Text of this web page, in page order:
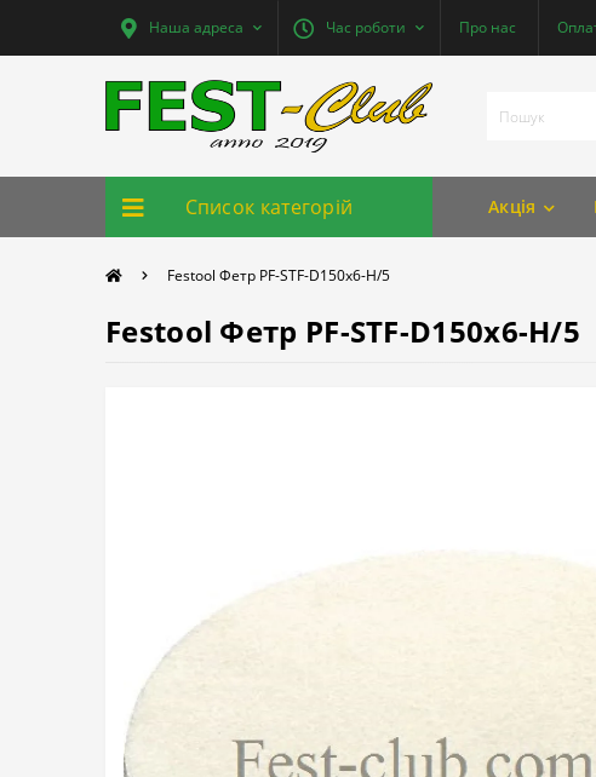
Наша адреса Час роботи Про нас
Список категорій Акція
Festool Фетр PF-STF-D150x6-H/5
Festool Фетр PF-STF-D150x6-H/5